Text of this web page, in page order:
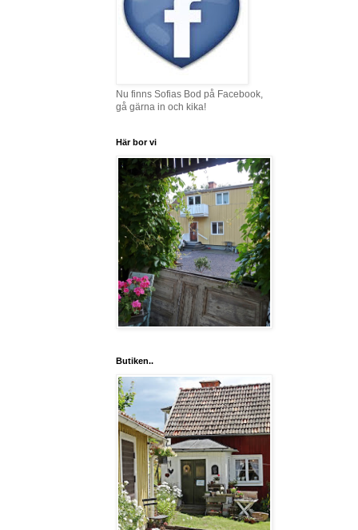
Nu finns Sofias Bod på Facebook,
gå gärna in och kika!
Här bor vi
Butiken..